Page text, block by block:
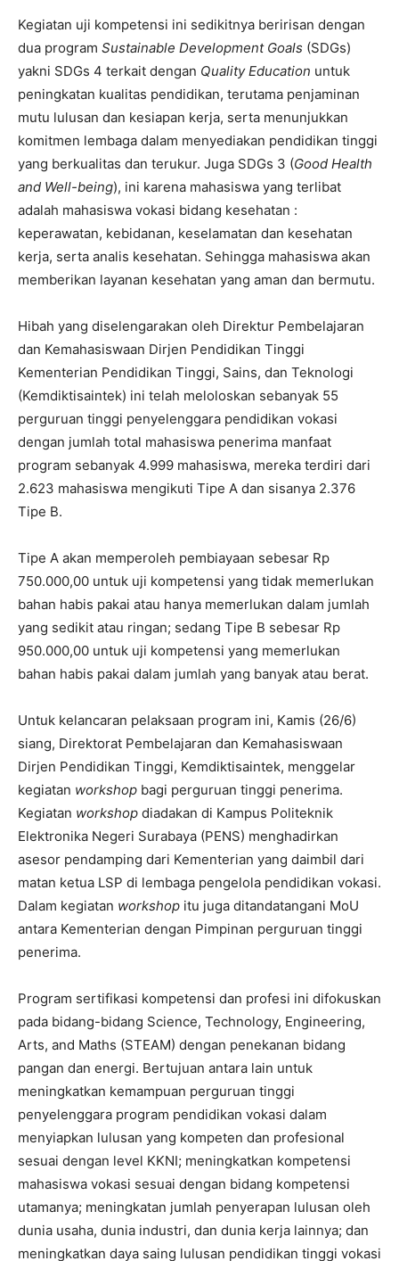
Kegiatan uji kompetensi ini sedikitnya beririsan dengan
dua program Sustainable Development Goals (SDGs)
yakni SDGs 4 terkait dengan Quality Education untuk
peningkatan kualitas pendidikan, terutama penjaminan
mutu lulusan dan kesiapan kerja, serta menunjukkan
komitmen lembaga dalam menyediakan pendidikan tinggi
yang berkualitas dan terukur. Juga SDGs 3 (Good Health
and Well-being), ini karena mahasiswa yang terlibat
adalah mahasiswa vokasi bidang kesehatan :
keperawatan, kebidanan, keselamatan dan kesehatan
kerja, serta analis kesehatan. Sehingga mahasiswa akan
memberikan layanan kesehatan yang aman dan bermutu.
Hibah yang diselengarakan oleh Direktur Pembelajaran
dan Kemahasiswaan Dirjen Pendidikan Tinggi
Kementerian Pendidikan Tinggi, Sains, dan Teknologi
(Kemdiktisaintek) ini telah meloloskan sebanyak 55
perguruan tinggi penyelenggara pendidikan vokasi
dengan jumlah total mahasiswa penerima manfaat
program sebanyak 4.999 mahasiswa, mereka terdiri dari
2.623 mahasiswa mengikuti Tipe A dan sisanya 2.376
Tipe B.
Tipe A akan memperoleh pembiayaan sebesar Rp
750.000,00 untuk uji kompetensi yang tidak memerlukan
bahan habis pakai atau hanya memerlukan dalam jumlah
yang sedikit atau ringan; sedang Tipe B sebesar Rp
950.000,00 untuk uji kompetensi yang memerlukan
bahan habis pakai dalam jumlah yang banyak atau berat.
Untuk kelancaran pelaksaan program ini, Kamis (26/6)
siang, Direktorat Pembelajaran dan Kemahasiswaan
Dirjen Pendidikan Tinggi, Kemdiktisaintek, menggelar
kegiatan workshop bagi perguruan tinggi penerima.
Kegiatan workshop diadakan di Kampus Politeknik
Elektronika Negeri Surabaya (PENS) menghadirkan
asesor pendamping dari Kementerian yang daimbil dari
matan ketua LSP di lembaga pengelola pendidikan vokasi.
Dalam kegiatan workshop itu juga ditandatangani MoU
antara Kementerian dengan Pimpinan perguruan tinggi
penerima.
Program sertifikasi kompetensi dan profesi ini difokuskan
pada bidang-bidang Science, Technology, Engineering,
Arts, and Maths (STEAM) dengan penekanan bidang
pangan dan energi. Bertujuan antara lain untuk
meningkatkan kemampuan perguruan tinggi
penyelenggara program pendidikan vokasi dalam
menyiapkan lulusan yang kompeten dan profesional
sesuai dengan level KKNI; meningkatkan kompetensi
mahasiswa vokasi sesuai dengan bidang kompetensi
utamanya; meningkatan jumlah penyerapan lulusan oleh
dunia usaha, dunia industri, dan dunia kerja lainnya; dan
meningkatkan daya saing lulusan pendidikan tinggi vokasi